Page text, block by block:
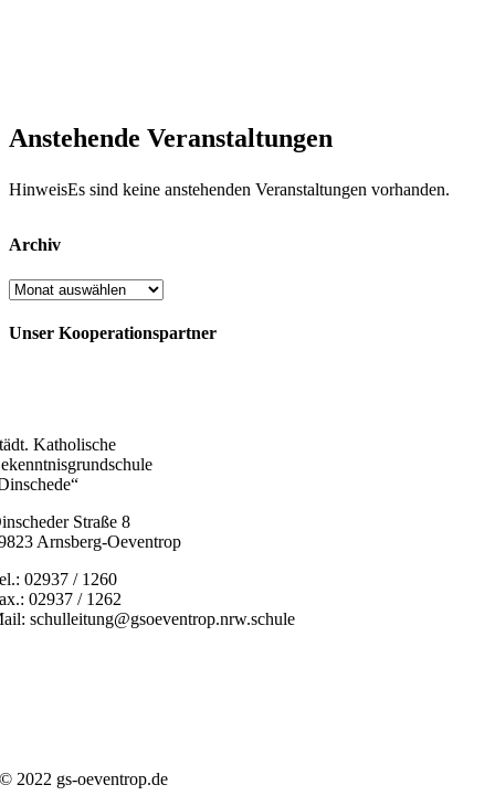
Anstehende Veranstaltungen
HinweisEs sind keine anstehenden Veranstaltungen vorhanden.
Archiv
Archiv
Unser Kooperationspartner
Katholische
Straße 8
Arnsberg-Oeventrop
02937 / 1260
02937 / 1262
schulleitung@gsoeventrop.nrw.schule
© 2022 gs-oeventrop.de